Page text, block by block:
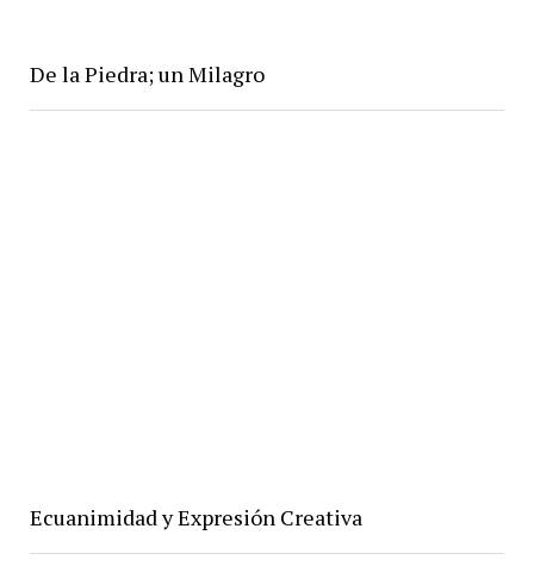
De la Piedra; un Milagro
Ecuanimidad y Expresión Creativa